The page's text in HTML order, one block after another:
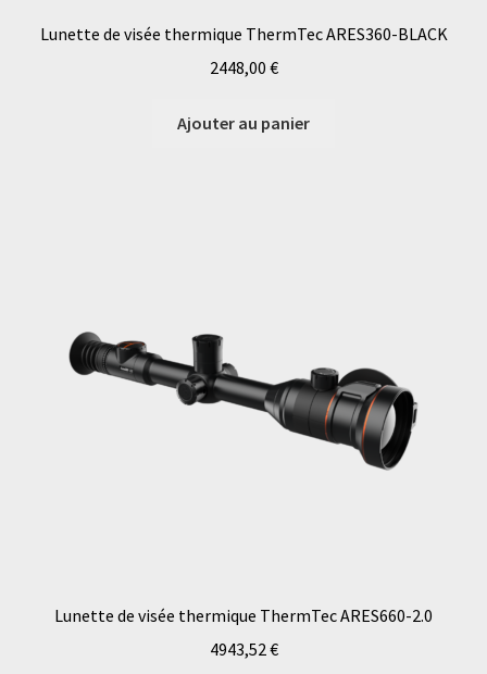
Lunette de visée thermique ThermTec ARES360-BLACK
2448,00 €
Ajouter au panier
Lunette de visée thermique ThermTec ARES660-2.0
4943,52 €